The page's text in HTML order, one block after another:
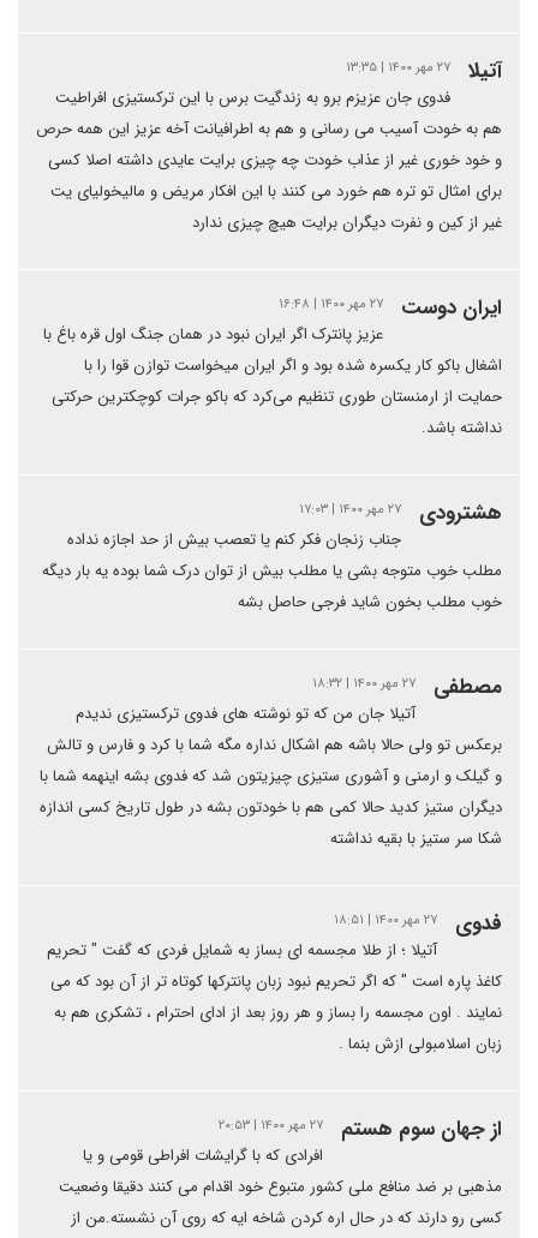
آتیلا ۲۷ مهر ۱۴۰۰ | ۱۳:۳۵
فدوی جان عزیزم برو به زندگیت برس با این ترکستیزی افراطیت
هم به خودت آسیب می رسانی و هم به اطرافیانت آخه عزیز این همه حرص
و خود خوری غیر از عذاب خودت چه چیزی برایت عایدی داشته اصلا کسی
برای امثال تو تره هم خورد می کنند با این افکار مریض و مالیخولیای یت
غیر از کین و نفرت دیگران برایت هیچ چیزی ندارد
ایران دوست ۲۷ مهر ۱۴۰۰ | ۱۶:۴۸
عزیز پانترک اگر ایران نبود در همان جنگ اول قره باغ با
اشغال باکو کار یکسره شده بود و اگر ایران میخواست توازن قوا را با
حمایت از ارمنستان طوری تنظیم می‌کرد که باکو جرات کوچکترین حرکتی
نداشته باشد.
هشترودی ۲۷ مهر ۱۴۰۰ | ۱۷:۰۳
جناب زنجان فکر کنم یا تعصب بیش از حد اجازه نداده
مطلب خوب متوجه بشی یا مطلب بیش از توان درک شما بوده یه بار دیگه
خوب مطلب بخون شاید فرجی حاصل بشه
مصطفی ۲۷ مهر ۱۴۰۰ | ۱۸:۳۲
آتیلا جان من که تو نوشته های فدوی ترکستیزی ندیدم
برعکس تو ولی حالا باشه هم اشکال نداره مگه شما با کرد و فارس و تالش
و گیلک و ارمنی و آشوری ستیزی چیزیتون شد که فدوی بشه اینهمه شما با
دیگران ستیز کدید حالا کمی هم با خودتون بشه در طول تاریخ کسی اندازه
شکا سر ستیز با بقیه نداشته
فدوی ۲۷ مهر ۱۴۰۰ | ۱۸:۵۱
آتیلا ؛ از طلا مجسمه ای بساز به شمایل فردی که گفت " تحریم
کاغذ پاره است " که اگر تحریم نبود زبان پانترکها کوتاه تر از آن بود که می
نمایند . اون مجسمه را بساز و هر روز بعد از ادای احترام ، تشکری هم به
زبان اسلامبولی ازش بنما .
از جهان سوم هستم ۲۷ مهر ۱۴۰۰ | ۲۰:۵۳
افرادی که با گرایشات افراطی قومی و یا
مذهبی بر ضد منافع ملی کشور متبوع خود اقدام می کنند دقیقا وضعیت
کسی رو دارند که در حال اره کردن شاخه ایه که روی آن نشسته.من از